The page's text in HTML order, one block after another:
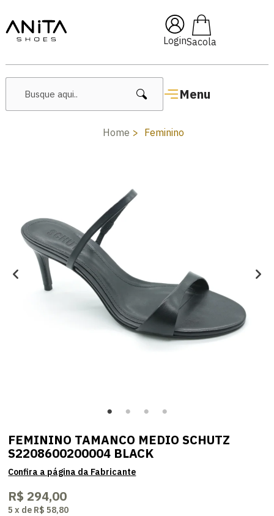
Login
Menu
Home Feminino
FEMININO TAMANCO MEDIO SCHUTZ
S2208600200004 BLACK
R$ 294,00
5 x de R$ 58,80